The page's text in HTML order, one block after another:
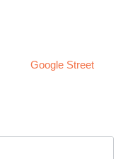
Google Street